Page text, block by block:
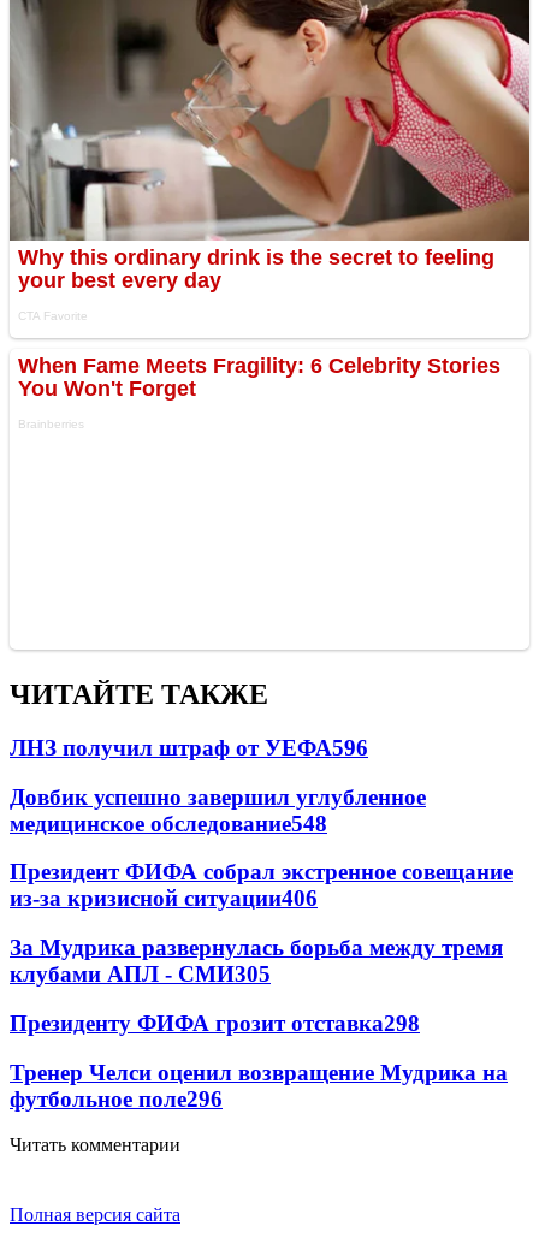
ЧИТАЙТЕ ТАКЖЕ
ЛНЗ получил штраф от УЕФА596
Довбик успешно завершил углубленное
медицинское обследование548
Президент ФИФА собрал экстренное совещание
из-за кризисной ситуации406
За Мудрика развернулась борьба между тремя
клубами АПЛ - СМИ305
Президенту ФИФА грозит отставка298
Тренер Челси оценил возвращение Мудрика на
футбольное поле296
Читать комментарии
Полная версия сайта